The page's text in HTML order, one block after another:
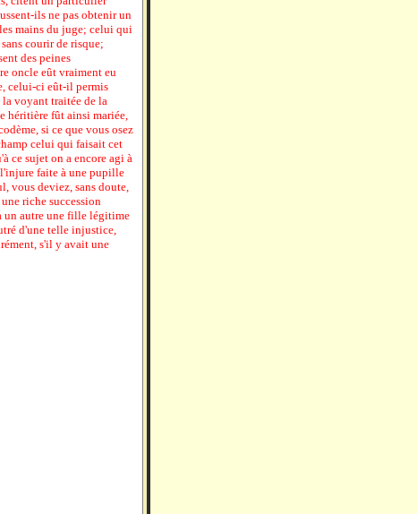
ils ne pas obtenir un
mains du juge; celui qui
courir de risque;
des peines
oncle eût vraiment eu
celui-ci eût-il permis
la voyant traitée de la
héritière fût ainsi mariée,
si ce que vous osez
celui qui faisait cet
ce sujet on a encore agi à
faite à une pupille
vous deviez, sans doute,
riche succession
un autre une fille légitime
d'une telle injustice,
s'il y avait une